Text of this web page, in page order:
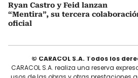
Ryan Castro y Feid lanzan
“Mentira”, su tercera
oficial
© CARACOL S.A. Todos los
CARACOL S.A. realiza una reserva